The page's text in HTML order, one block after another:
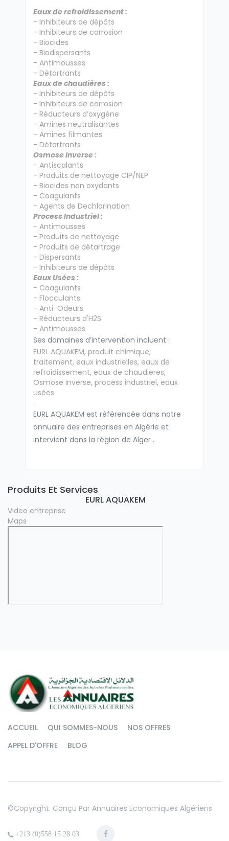
Eaux de refroidissement :
- Inhibiteurs de dépôts
- Inhibiteurs de corrosion
- Biocides
- Biodispersants
- Antimousses
- Détartrants
Eaux de chaudières :
- Inhibiteurs de dépôts
- Inhibiteurs de corrosion
- Réducteurs d’oxygène
- Amines neutralisantes
- Amines filmantes
- Détartrants
Osmose Inverse :
- Antiscalants
- Produits de nettoyage CIP/NEP
- Biocides non oxydants
- Coagulants
- Agents de Dechlorination
Process Industriel :
- Antimousses
- Produits de nettoyage
- Produits de détartrage
- Dispersants
- Inhibiteurs de dépôts
Eaux Usées :
- Coagulants
- Flocculants
- Anti-Odeurs
- Réducteurs d'H2S
- Antimousses
Ses domaines d’intervention incluent :
EURL AQUAKEM, produit chimique,
traitement, eaux industrielles, eaux de
refroidissement, eaux de chaudieres,
Osmose Inverse, process industriel, eaux
usées
.
EURL AQUAKEM est référencée dans notre
annuaire des entreprises en Algérie et
intervient dans la région de Alger .
Produits Et Services
EURL AQUAKEM
Video entreprise
Maps
ACCUEIL QUI SOMMES-NOUS
NOS OFFRES
APPEL D'OFFRE
BLOG
©copyright. Conçu Par Annuaires Economiques Algériens
+213 (0)558 15 28 03